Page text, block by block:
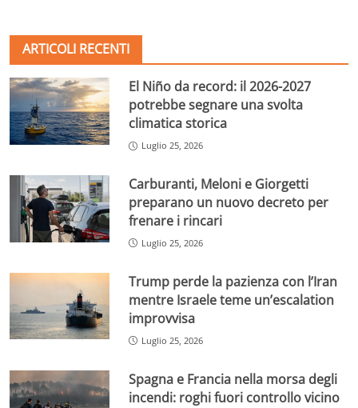
ARTICOLI RECENTI
El Niño da record: il 2026-2027
potrebbe segnare una svolta
climatica storica
Luglio 25, 2026
Carburanti, Meloni e Giorgetti
preparano un nuovo decreto per
frenare i rincari
Luglio 25, 2026
Trump perde la pazienza con l’Iran
mentre Israele teme un’escalation
improvvisa
Luglio 25, 2026
Spagna e Francia nella morsa degli
incendi: roghi fuori controllo vicino